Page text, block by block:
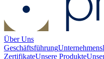
Über Uns
Geschäftsführung
ZertifikateUnsere Produkte